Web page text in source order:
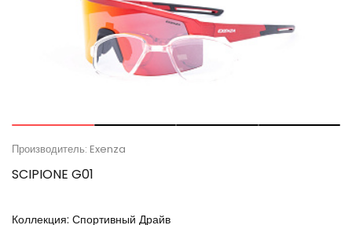
Производитель: Exenza
SCIPIONE G01
Коллекция: Спортивный Драйв